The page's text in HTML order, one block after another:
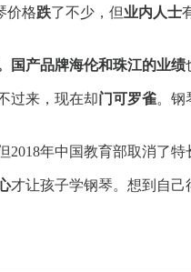
价格跌了不少，但业内人士
国产品牌海伦和珠江的业绩
过来，现在却门可罗雀。钢
2018年中国教育部取消了特
才让孩子学钢琴。想到自己